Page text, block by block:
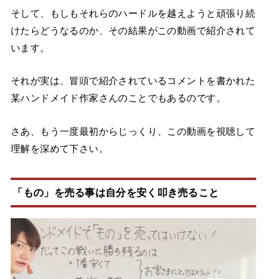
そして、もしもそれらのハードルを越えようと頑張り続
けたらどうなるのか、その結果がこの動画で紹介されて
います。
それが実は、冒頭で紹介されているコメントを書かれた
某ハンドメイド作家さんのことでもあるのです。
さあ、もう一度最初からじっくり、この動画を視聴して
理解を深めて下さい。
「もの」を売る事は自分を安く叩き売ること